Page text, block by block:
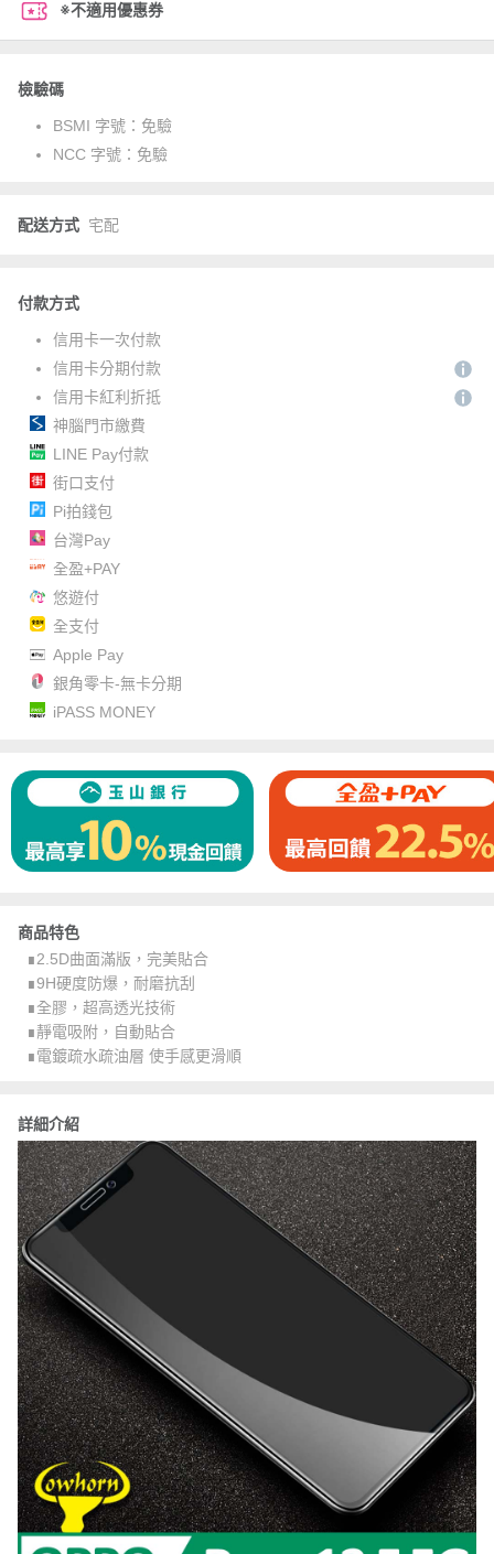
※不適用優惠券
檢驗碼
BSMI 字號： 免驗
NCC 字號： 免驗
配送方式 宅配
付款方式
信用卡一次付款
信用卡分期付款
信用卡紅利折抵
神腦門市繳費
LINE Pay付款
街口支付
Pi拍錢包
台灣Pay
全盈+PAY
悠遊付
全支付
Apple Pay
銀角零卡-無卡分期
iPASS MONEY
商品特色
∎2.5D曲面滿版，完美貼合
∎9H硬度防爆，耐磨抗刮
∎全膠，超高透光技術
∎靜電吸附，自動貼合
∎電鍍疏水疏油層 使手感更滑順
詳細介紹